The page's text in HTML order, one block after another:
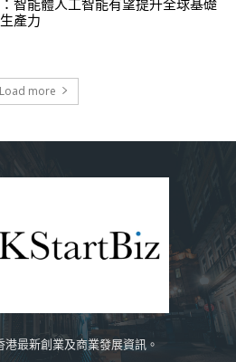
智能體人工智能有望提升全球基礎
產力
Load more
最新創業及商業發展資訊。